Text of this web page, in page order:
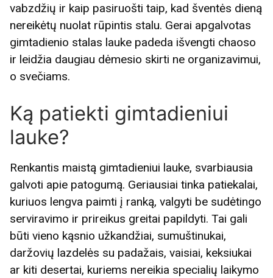
vabzdžių ir kaip pasiruošti taip, kad šventės dieną
nereikėtų nuolat rūpintis stalu. Gerai apgalvotas
gimtadienio stalas lauke padeda išvengti chaoso
ir leidžia daugiau dėmesio skirti ne organizavimui,
o svečiams.
Ką patiekti gimtadieniui
lauke?
Renkantis maistą gimtadieniui lauke, svarbiausia
galvoti apie patogumą. Geriausiai tinka patiekalai,
kuriuos lengva paimti į ranką, valgyti be sudėtingo
serviravimo ir prireikus greitai papildyti. Tai gali
būti vieno kąsnio užkandžiai, sumuštinukai,
daržovių lazdelės su padažais, vaisiai, keksiukai
ar kiti desertai, kuriems nereikia specialių laikymo